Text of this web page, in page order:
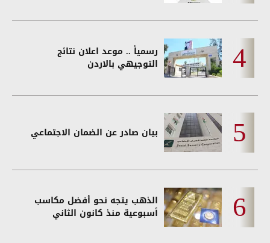
رسمياً .. موعد اعلان نتائج
التوجيهي بالاردن
بيان صادر عن الضمان الاجتماعي
الذهب يتجه نحو أفضل مكاسب
أسبوعية منذ كانون الثاني